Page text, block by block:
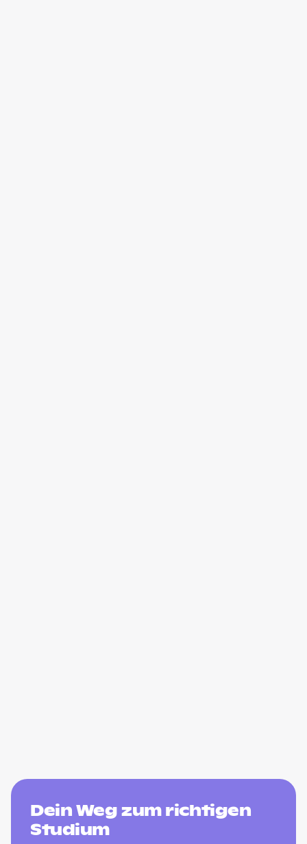
Dein Weg zum richtigen
Studium